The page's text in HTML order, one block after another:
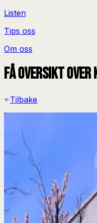
Listen
Tips oss
Om oss
Få oversikt over
Tilbake